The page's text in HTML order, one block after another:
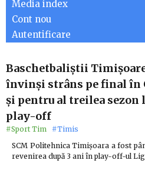
Media index
Cont nou
Autentificare
Baschetbaliştii
învinşi strâns pe final în
şi pentru al treilea sezon
play-off
#Sport Tim #Timis
SCM Politehnica Timişoara a fost
revenirea după 3 ani în play-off-ul